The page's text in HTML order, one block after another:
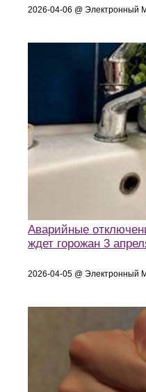
2026-04-06 @ Электронный
Аварийные
ждет горожан 3
2026-04-05 @ Электронный